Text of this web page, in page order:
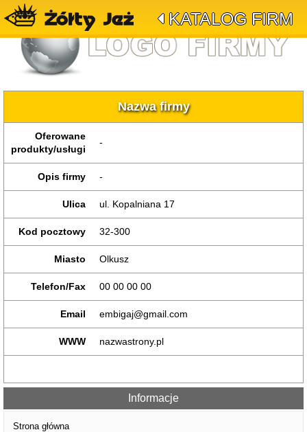
KATALOG FIRM
Nazwa firmy
Oferowane
produkty/usługi
-
Opis firmy -
Ulica ul. Kopalniana 17
Kod pocztowy 32-300
Miasto Olkusz
Telefon/Fax 00 00 00 00
Email embigaj@gmail.com
WWW nazwastrony.pl
Informacje
Strona główna